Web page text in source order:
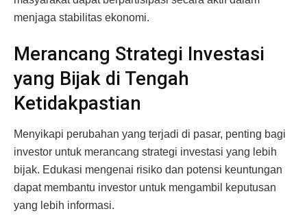
menjaga stabilitas ekonomi.
Merancang Strategi Investasi
yang Bijak di Tengah
Ketidakpastian
Menyikapi perubahan yang terjadi di pasar, penting bagi
investor untuk merancang strategi investasi yang lebih
bijak. Edukasi mengenai risiko dan potensi keuntungan
dapat membantu investor untuk mengambil keputusan
yang lebih informasi.